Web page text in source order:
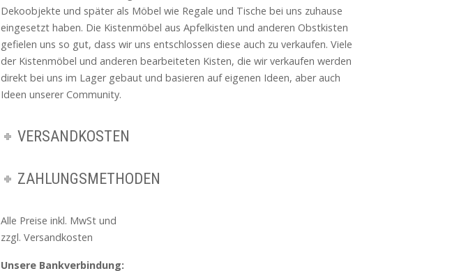
Dekoobjekte und später als Möbel wie Regale und Tische bei uns zuhause
eingesetzt haben. Die Kistenmöbel aus Apfelkisten und anderen Obstkisten
gefielen uns so gut, dass wir uns entschlossen diese auch zu verkaufen. Viele
der Kistenmöbel und anderen bearbeiteten Kisten, die wir verkaufen werden
direkt bei uns im Lager gebaut und basieren auf eigenen Ideen, aber auch
Ideen unserer Community.
VERSANDKOSTEN
ZAHLUNGSMETHODEN
Alle Preise inkl. MwSt und
zzgl. Versandkosten
Unsere Bankverbindung: